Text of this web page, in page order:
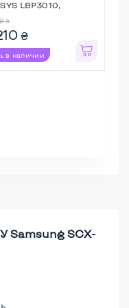
LBP3010,
₴
₴
в наличии
Samsung SCX-